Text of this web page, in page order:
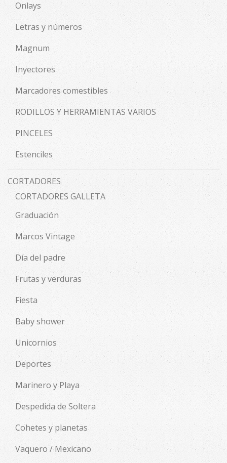
Onlays
Letras y números
Magnum
Inyectores
Marcadores comestibles
RODILLOS Y HERRAMIENTAS VARIOS
PINCELES
Estenciles
CORTADORES
CORTADORES GALLETA
Graduación
Marcos Vintage
Día del padre
Frutas y verduras
Fiesta
Baby shower
Unicornios
Deportes
Marinero y Playa
Despedida de Soltera
Cohetes y planetas
Vaquero / Mexicano